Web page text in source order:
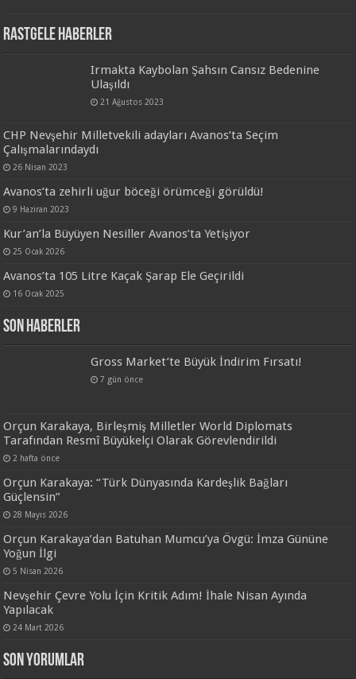
Rastgele Haberler
Irmakta Kaybolan Şahsın Cansız Bedenine
Ulaşıldı
21 Ağustos 2023
CHP Nevşehir Milletvekili adayları Avanos’ta Seçim
Çalışmalarındaydı
26 Nisan 2023
Avanos’ta zehirli uğur böceği örümceği görüldü!
9 Haziran 2023
Kur’an’la Büyüyen Nesiller Avanos’ta Yetişiyor
25 Ocak 2026
Avanos’ta 105 Litre Kaçak Şarap Ele Geçirildi
16 Ocak 2025
Son Haberler
Gross Market’te Büyük İndirim Fırsatı!
7 gün önce
Orçun Karakaya, Birleşmiş Milletler World Diplomats
Tarafından Resmî Büyükelçi Olarak Görevlendirildi
2 hafta önce
Orçun Karakaya: “Türk Dünyasında Kardeşlik Bağları
Güçlensin”
28 Mayıs 2026
Orçun Karakaya’dan Batuhan Mumcu’ya Övgü: İmza Gününe
Yoğun İlgi
5 Nisan 2026
Nevşehir Çevre Yolu İçin Kritik Adım! İhale Nisan Ayında
Yapılacak
24 Mart 2026
Son Yorumlar